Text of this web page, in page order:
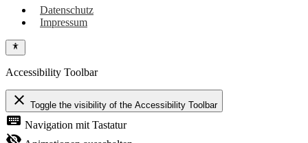
Datenschutz
Impressum
Accessibility Toolbar
close Toggle the visibility of the Accessibility Toolbar
keyboard Navigation mit Tastatur
visibility_off